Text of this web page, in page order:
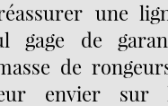
une
gage de
de
envier